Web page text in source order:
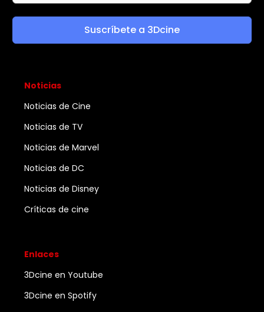
Suscríbete a 3Dcine
Noticias
Noticias de Cine
Noticias de TV
Noticias de Marvel
Noticias de DC
Noticias de Disney
Críticas de cine
Enlaces
3Dcine en Youtube
3Dcine en Spotify